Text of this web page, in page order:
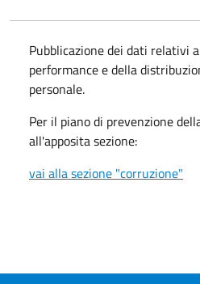
In dettaglio
Pubblicazione dei dati relativi
performance e della
personale.
Per il piano di prevenzione
all'apposita sezione:
vai alla sezione "corruzione"